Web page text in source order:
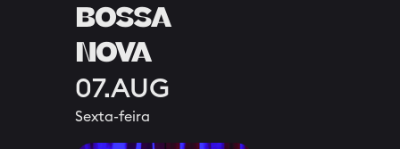
Sexta-feira
07.AUG
BOSSA
NOVA